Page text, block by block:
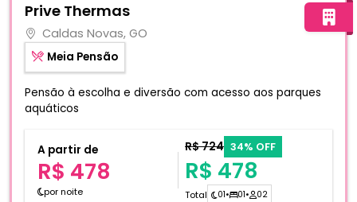
Prive Thermas
Caldas Novas, GO
Meia Pensão
Pensão à escolha e diversão com acesso aos parques
aquáticos
A partir de
R$ 478
por noite
R$ 724 34% OFF
R$ 478
Total 01• 01• 02